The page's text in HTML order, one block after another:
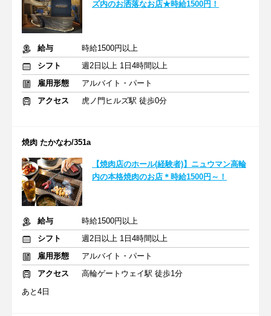
ズ内のお洒落なお店★時給1500円！
給与
時給1500円以上
シフト
週2日以上 1日4時間以上
雇用形態
アルバイト・パート
アクセス
虎ノ門ヒルズ駅 徒歩0分
焼肉 たかなわ/351a
【焼肉店のホール(経験者)】ニュウマン高輪
内の本格焼肉のお店＊時給1500円～！
給与
時給1500円以上
シフト
週2日以上 1日4時間以上
雇用形態
アルバイト・パート
アクセス
高輪ゲートウェイ駅 徒歩1分
あと4日